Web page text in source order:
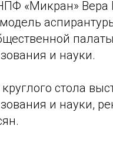
«Микран» Вера
и науки.
стола
и науки,